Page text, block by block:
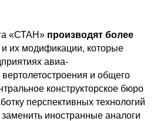
«СТАН» производят более
и их модификации, которые
авиа-
вертолетостроения и общего
конструкторское бюро
перспективных технологий
иностранные аналоги